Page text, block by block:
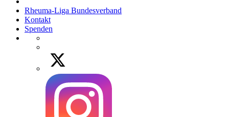
Rheuma-Liga Bundesverband
Kontakt
Spenden